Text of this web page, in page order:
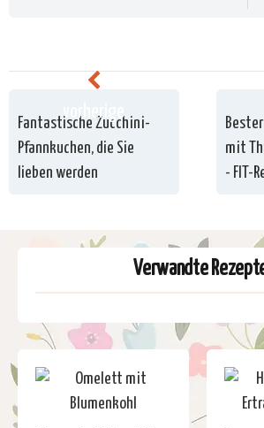
vorherige
Fantastische Zucchini-
Pfannkuchen, die Sie
lieben werden
mit
- FIT-
Verwandte